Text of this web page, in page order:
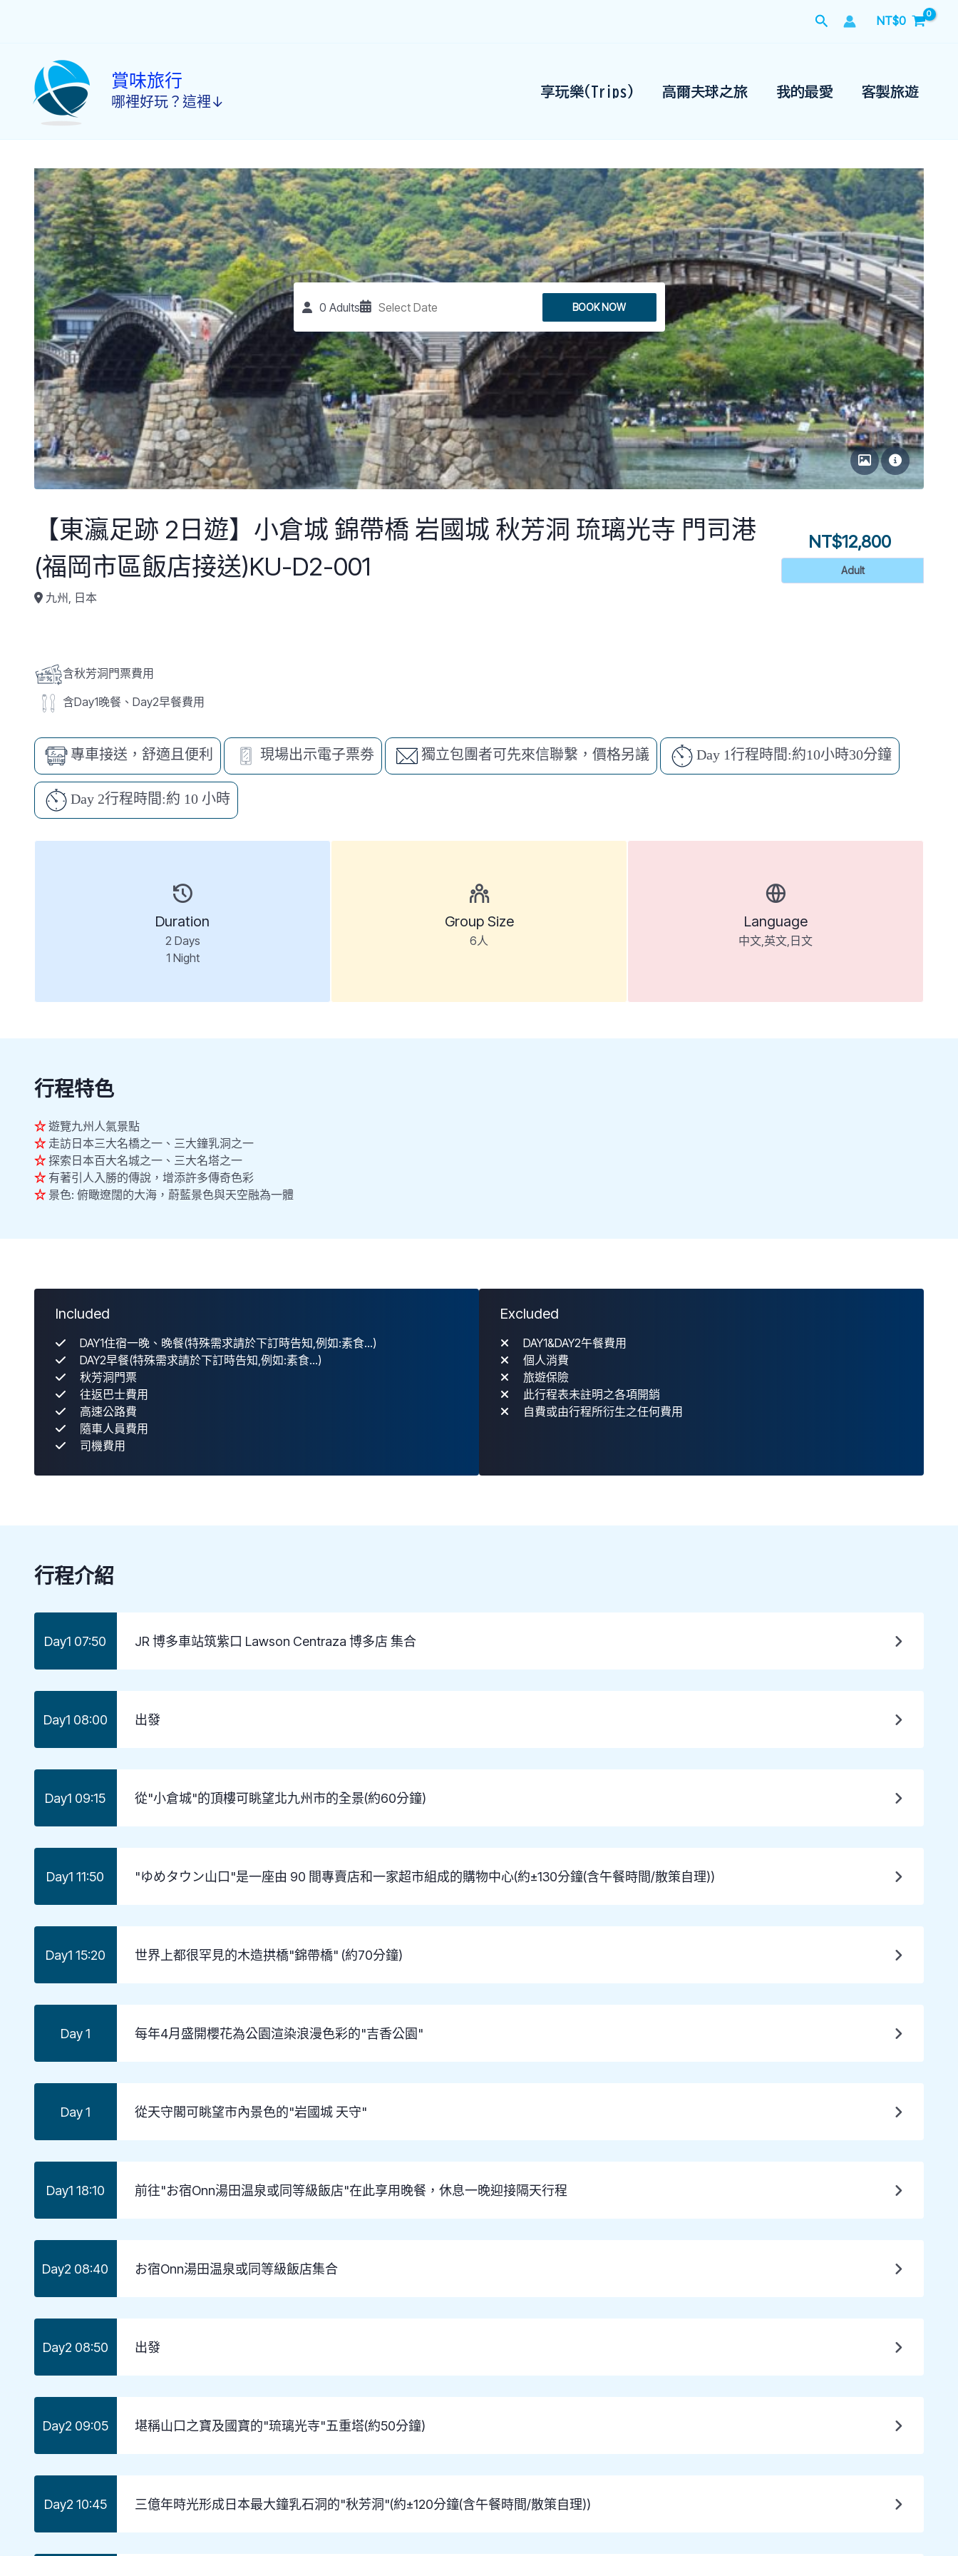
搜
NT$0
賞味旅行
哪裡好玩？這裡↓
享玩樂(Trips) 高爾夫球之旅 我的最愛 客製旅遊
0 Adults BOOK NOW
【東瀛足跡 2日遊】小倉城 錦帶橋 岩國城 秋芳洞 琉璃光寺 門司港
(福岡市區飯店接送)KU-D2-001
九州, 日本
NT$12,800
Adult
含秋芳洞門票費用
含Day1晚餐、Day2早餐費用
專車接送，舒適且便利 現場出示電子票劵 獨立包團者可先來信聯繫，價格另議 Day 1行程時間:約10小時30分鐘
Day 2行程時間:約 10 小時
Duration
2 Days
1 Night
Group Size
6人
Language
中文,英文,日文
行程特色
☆ 遊覽九州人氣景點
☆ 走訪日本三大名橋之一、三大鐘乳洞之一
☆ 探索日本百大名城之一、三大名塔之一
☆ 有著引人入勝的傳說，增添許多傳奇色彩
☆ 景色: 俯瞰遼闊的大海，蔚藍景色與天空融為一體
Included
DAY1住宿一晚、晚餐(特殊需求請於下訂時告知,例如:素食...)
DAY2早餐(特殊需求請於下訂時告知,例如:素食...)
秋芳洞門票
往返巴士費用
高速公路費
隨車人員費用
司機費用
Excluded
DAY1&DAY2午餐費用
個人消費
旅遊保險
此行程表未註明之各項開銷
自費或由行程所衍生之任何費用
行程介紹
Day1 07:50 JR 博多車站筑紫口 Lawson Centraza 博多店 集合
Day1 08:00 出發
Day1 09:15 從"小倉城"的頂樓可眺望北九州市的全景(約60分鐘)
Day1 11:50 "ゆめタウン山口"是一座由 90 間專賣店和一家超市組成的購物中心(約±130分鐘(含午餐時間/散策自理))
Day1 15:20 世界上都很罕見的木造拱橋"錦帶橋" (約70分鐘)
Day 1 每年4月盛開櫻花為公園渲染浪漫色彩的"吉香公園"
Day 1 從天守閣可眺望市內景色的"岩國城 天守"
Day1 18:10 前往"お宿Onn湯田温泉或同等級飯店"在此享用晚餐，休息一晚迎接隔天行程
Day2 08:40 お宿Onn湯田温泉或同等級飯店集合
Day2 08:50 出發
Day2 09:05 堪稱山口之寶及國寶的"琉璃光寺"五重塔(約50分鐘)
Day2 10:45 三億年時光形成日本最大鐘乳石洞的"秋芳洞"(約±120分鐘(含午餐時間/散策自理))